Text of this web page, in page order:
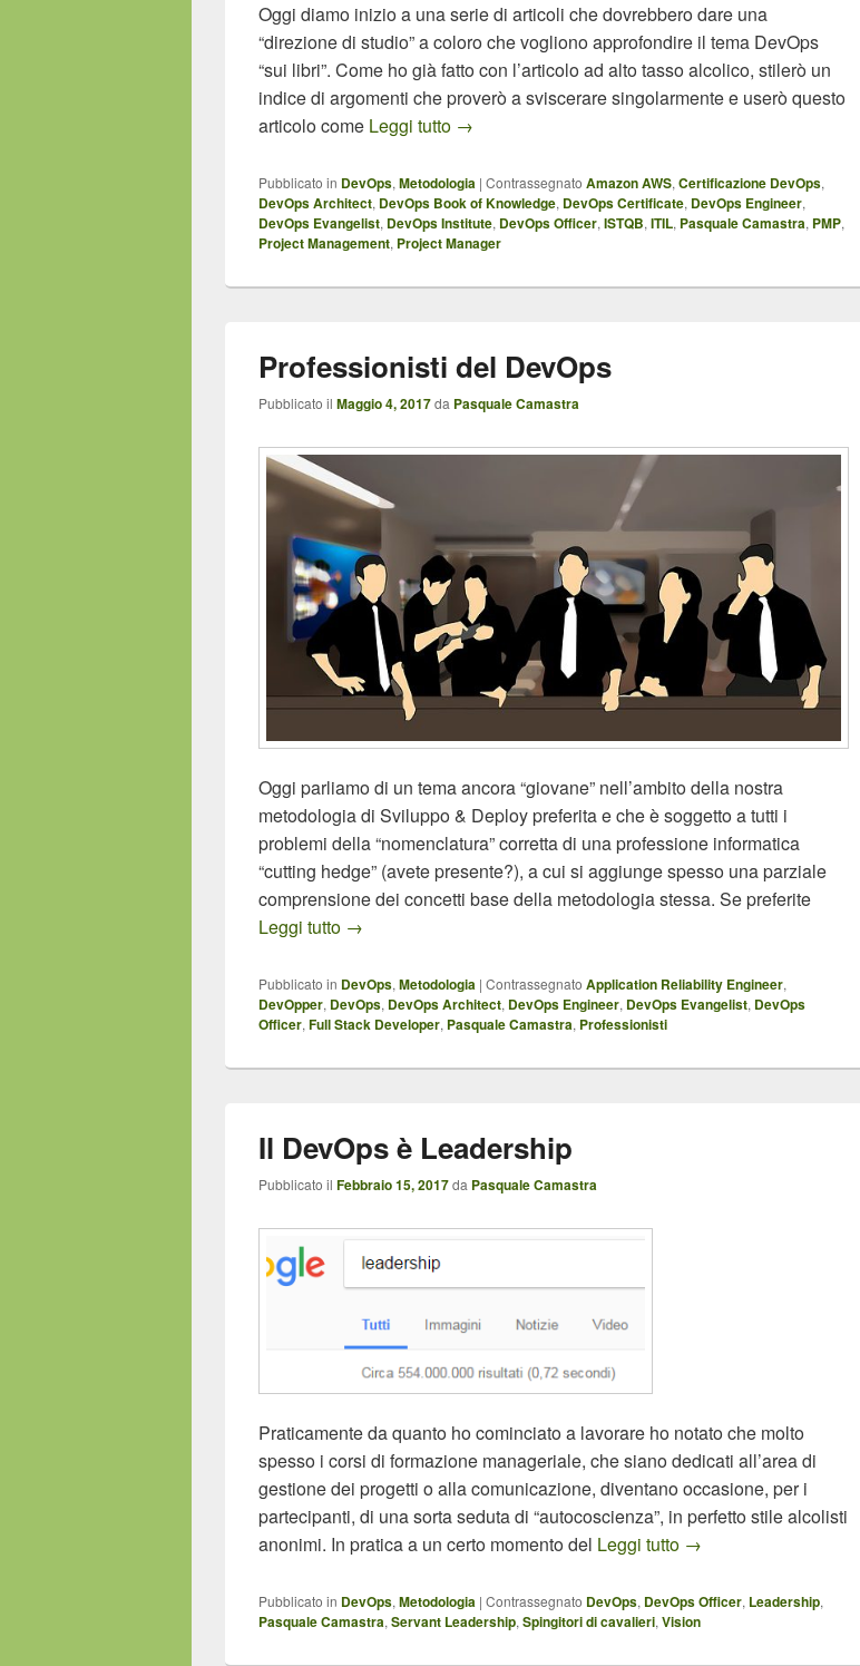
Oggi diamo inizio a una serie di articoli che dovrebbero dare una
“direzione di studio” a coloro che vogliono approfondire il tema DevOps
“sui libri”. Come ho già fatto con l’articolo ad alto tasso alcolico, stilerò un
indice di argomenti che proverò a sviscerare singolarmente e userò questo
articolo come Leggi tutto Certificazione DevOps
→
Pubblicato in DevOps, Metodologia | Contrassegnato Amazon AWS, Certificazione DevOps,
DevOps Architect, DevOps Book of Knowledge, DevOps Certificate, DevOps Engineer,
DevOps Evangelist, DevOps Institute, DevOps Officer, ISTQB, ITIL, Pasquale Camastra, PMP,
Project Management, Project Manager
Professionisti del DevOps
Pubblicato il Maggio 4, 2017da Pasquale Camastra
Oggi parliamo di un tema ancora “giovane” nell’ambito della nostra
metodologia di Sviluppo & Deploy preferita e che è soggetto a tutti i
problemi della “nomenclatura” corretta di una professione informatica
“cutting hedge” (avete presente?), a cui si aggiunge spesso una parziale
comprensione dei concetti base della metodologia stessa. Se preferite
Leggi tutto Professionisti del DevOps
→
Pubblicato in DevOps, Metodologia | Contrassegnato Application Reliability Engineer,
DevOpper, DevOps, DevOps Architect, DevOps Engineer, DevOps Evangelist, DevOps
Officer, Full Stack Developer, Pasquale Camastra, Professionisti
Il DevOps è Leadership
Pubblicato il Febbraio 15, 2017da Pasquale Camastra
Praticamente da quanto ho cominciato a lavorare ho notato che molto
spesso i corsi di formazione manageriale, che siano dedicati all’area di
gestione dei progetti o alla comunicazione, diventano occasione, per i
partecipanti, di una sorta seduta di “autocoscienza”, in perfetto stile alcolisti
anonimi. In pratica a un certo momento del Leggi tutto Il DevOps è Leadership
→
Pubblicato in DevOps, Metodologia | Contrassegnato DevOps, DevOps Officer, Leadership,
Pasquale Camastra, Servant Leadership, Spingitori di cavalieri, Vision